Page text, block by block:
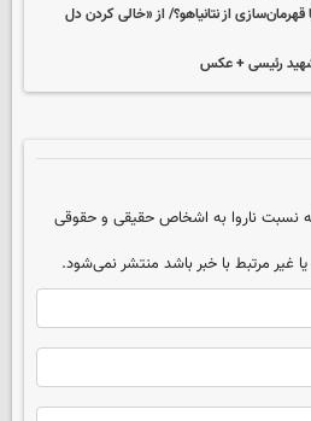
قهرمان‌سازی از نتانیاهو؟/ از «خالی کردن دل
شهید رئیسی + عکس
نسبت ناروا به اشخاص حقیقی و حقوقی
غیر مرتبط با خبر باشد منتشر نمی‌شود.